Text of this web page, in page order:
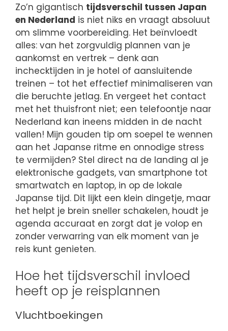
Zo’n gigantisch tijdsverschil tussen Japan
en Nederland is niet niks en vraagt absoluut
om slimme voorbereiding. Het beïnvloedt
alles: van het zorgvuldig plannen van je
aankomst en vertrek – denk aan
inchecktijden in je hotel of aansluitende
treinen – tot het effectief minimaliseren van
die beruchte jetlag. En vergeet het contact
met het thuisfront niet; een telefoontje naar
Nederland kan ineens midden in de nacht
vallen! Mijn gouden tip om soepel te wennen
aan het Japanse ritme en onnodige stress
te vermijden? Stel direct na de landing al je
elektronische gadgets, van smartphone tot
smartwatch en laptop, in op de lokale
Japanse tijd. Dit lijkt een klein dingetje, maar
het helpt je brein sneller schakelen, houdt je
agenda accuraat en zorgt dat je volop en
zonder verwarring van elk moment van je
reis kunt genieten.
Hoe het tijdsverschil invloed
heeft op je reisplannen
Vluchtboekingen